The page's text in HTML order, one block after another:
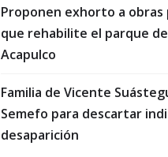
Proponen exhorto a
que rehabilite el parque de
Acapulco
Familia de Vicente
Semefo para descartar
desaparición